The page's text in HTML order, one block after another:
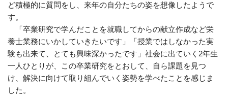
ど積極的に質問をし、来年の自分たちの姿を想像したようで
す。
「卒業研究で学んだことを就職してからの献立作成など栄
養士業務にいかしていきたいです」「授業ではしなかった実
験も出来て、とても興味深かったです」社会に出ていく 2年生
一人ひとりが、この卒業研究をとおして、自ら課題を見つ
け、解決に向けて取り組んでいく姿勢を学べたことを感じま
した。